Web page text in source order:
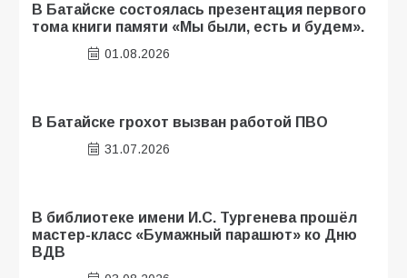
В Батайске состоялась презентация первого
тома книги памяти «Мы были, есть и будем».
01.08.2026
В Батайске грохот вызван работой ПВО
31.07.2026
В библиотеке имени И.С. Тургенева прошёл
мастер-класс «Бумажный парашют» ко Дню
ВДВ